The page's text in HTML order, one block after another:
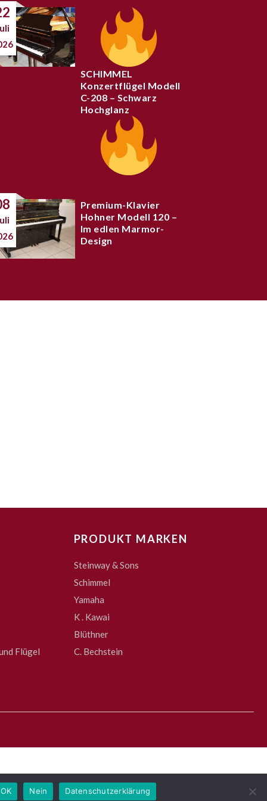
SCHIMMEL
Konzertflügel Modell
C-208 – Schwarz
Hochglanz
Premium-Klavier
Hohner Modell 120 –
Im edlen Marmor-
Design
Flügel
PRODUKT MARKEN
Steinway & Sons
Schimmel
Yamaha
K . Kawai
Blüthner
C. Bechstein
OK Nein Datenschutzerklärung